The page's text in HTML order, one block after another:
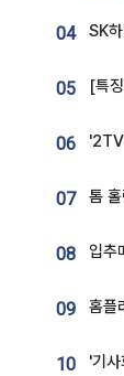
04
05
06
07
08
09
10 '기